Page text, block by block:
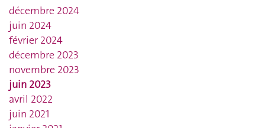
décembre 2024
juin 2024
février 2024
décembre 2023
novembre 2023
juin 2023
avril 2022
juin 2021